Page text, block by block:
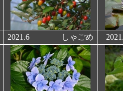
2021.6 しゃごめ